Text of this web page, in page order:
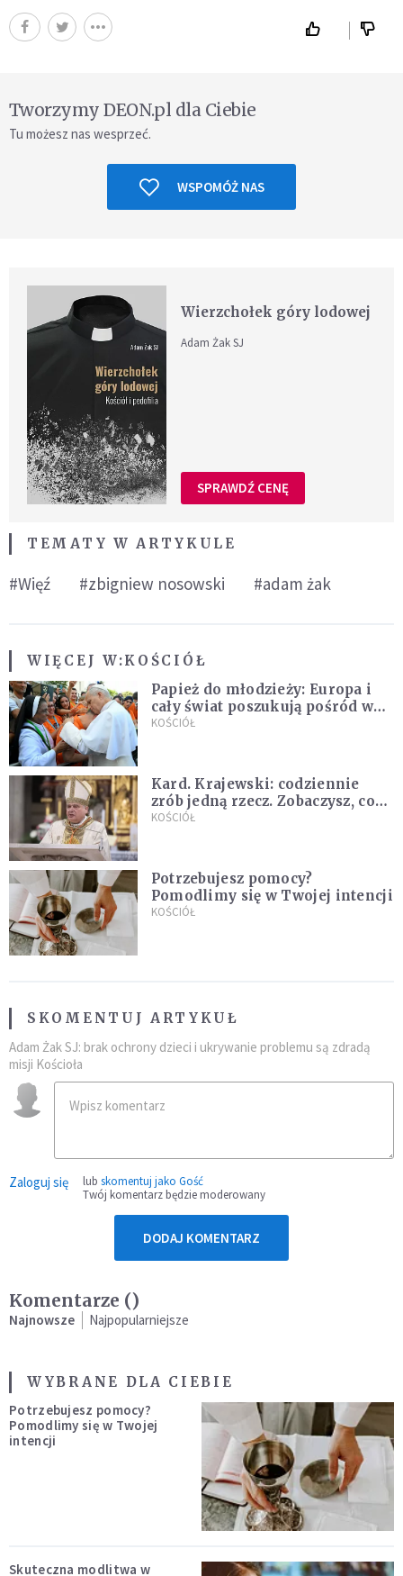
Tworzymy DEON.pl dla Ciebie
Tu możesz nas wesprzeć.
WSPOMÓŻ NAS
Wierzchołek góry lodowej
Adam Żak SJ
SPRAWDŹ CENĘ
TEMATY W ARTYKULE
#Więź #zbigniew nosowski #adam żak
WIĘCEJ W:KOŚCIÓŁ
Papież do młodzieży: Europa i
cały świat poszukują pośród was
nowych świętych
KOŚCIÓŁ
Kard. Krajewski: codziennie
zrób jedną rzecz. Zobaczysz, co
stanie się z twoim życiem
KOŚCIÓŁ
Potrzebujesz pomocy?
Pomodlimy się w Twojej intencji
KOŚCIÓŁ
SKOMENTUJ ARTYKUŁ
Adam Żak SJ: brak ochrony dzieci i ukrywanie problemu są zdradą
misji Kościoła
Zaloguj się lub skomentuj jako Gość
Twój komentarz będzie moderowany
DODAJ KOMENTARZ
Komentarze ()
Najnowsze Najpopularniejsze
WYBRANE DLA CIEBIE
Potrzebujesz pomocy?
Pomodlimy się w Twojej
intencji
Skuteczna modlitwa w